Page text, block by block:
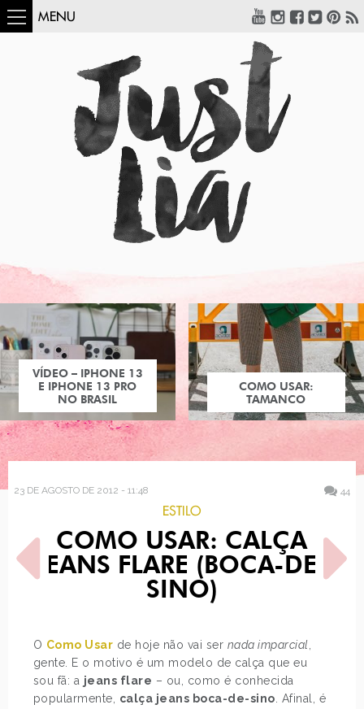
MENU
COMO USAR:
TAMANCO
23 DE AGOSTO DE 2012 - 11:48 44
ESTILO
COMO USAR: CALÇA
JEANS FLARE (BOCA-DE-
SINO)
O Como Usar de hoje não vai ser nada imparcial
gente. E o motivo é um modelo de calça que eu
sou fã: a jeans flare – ou, como é conhecida
popularmente, calça jeans boca-de-sino . Afinal, é
POST ANTERIOR
ENTREVISTA COM
CHAMADA DE CAPA NA
LUNNA
PRÓXIMO POST
BATALHA: XUXA